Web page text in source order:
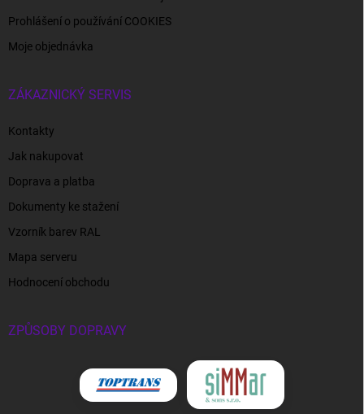
Prohlášení o používání COOKIES
Moje objednávka
ZÁKAZNICKÝ SERVIS
Kontakty
Jak nakupovat
Doprava a platba
Dokumenty ke stažení
Vzorník barev RAL
Mapa serveru
Hodnocení obchodu
ZPŮSOBY DOPRAVY